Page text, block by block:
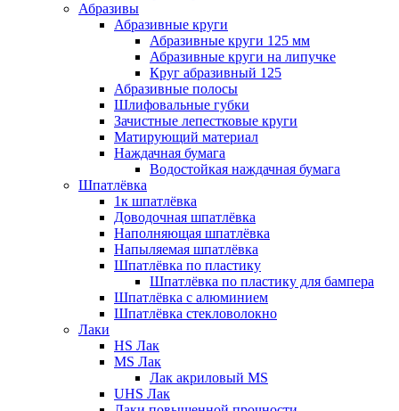
Абразивы
Абразивные круги
Абразивные круги 125 мм
Абразивные круги на липучке
Круг абразивный 125
Абразивные полосы
Шлифовальные губки
Зачистные лепестковые круги
Матирующий материал
Наждачная бумага
Водостойкая наждачная бумага
Шпатлёвка
1к шпатлёвка
Доводочная шпатлёвка
Наполняющая шпатлёвка
Напыляемая шпатлёвка
Шпатлёвка по пластику
Шпатлёвка по пластику для бампера
Шпатлёвка с алюминием
Шпатлёвка стекловолокно
Лаки
HS Лак
MS Лак
Лак акриловый MS
UHS Лак